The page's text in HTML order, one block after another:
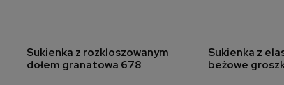
dodaj do koszyka
Sukienka z rozkloszowanym
dołem granatowa 678
dodaj
Sukienka z
beżowe